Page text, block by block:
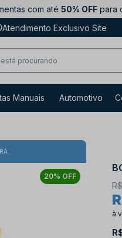
com até 50% OFF para
Atendimento Exclusivo Site
Manuais Automotivo
20% OFF
à